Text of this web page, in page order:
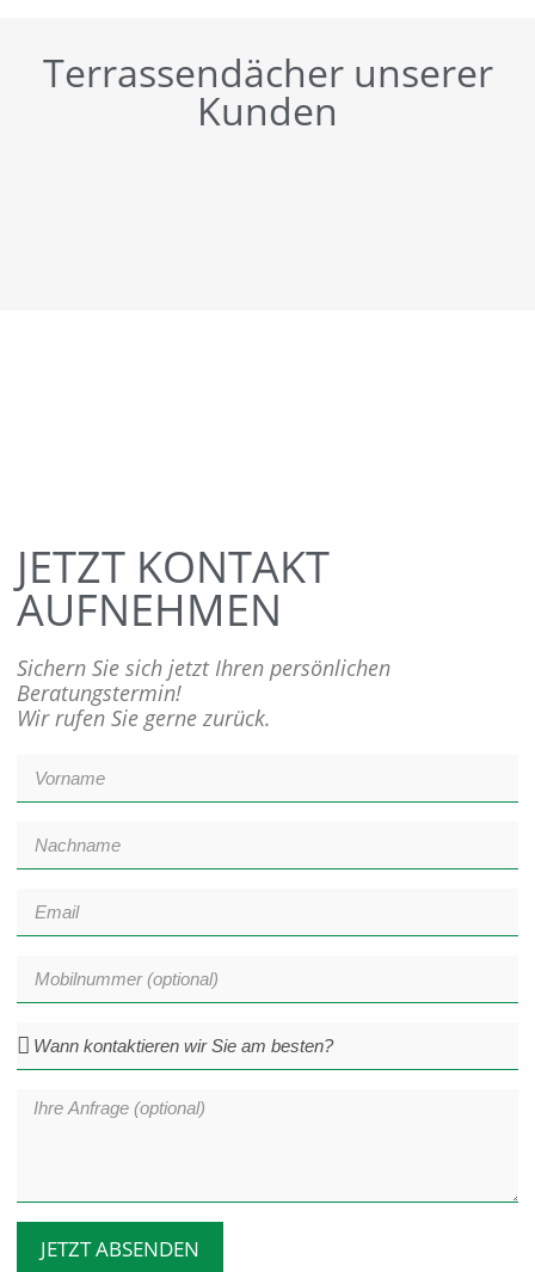
Terrassendächer unserer
Kunden
JETZT KONTAKT
AUFNEHMEN
Sichern Sie sich jetzt Ihren persönlichen
Beratungstermin!
Wir rufen Sie gerne zurück.
JETZT ABSENDEN